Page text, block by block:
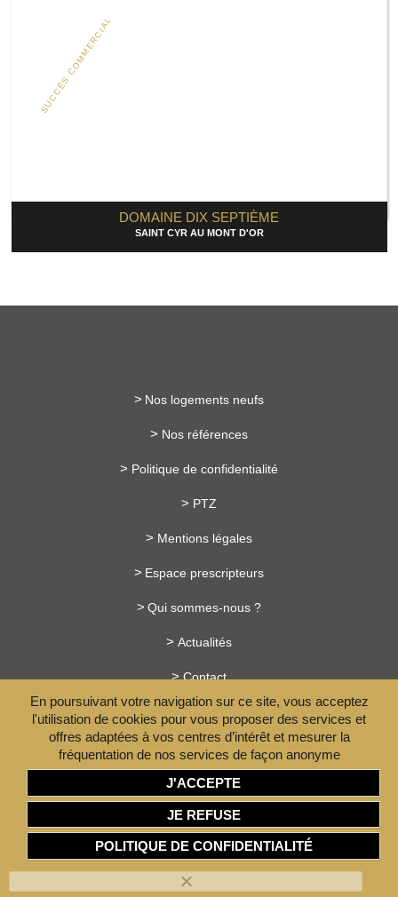
SUCCÈS COMMERCIAL
DOMAINE DIX SEPTIÈME
SAINT CYR AU MONT D'OR
Nos logements neufs
Nos références
Politique de confidentialité
PTZ
Mentions légales
Espace prescripteurs
Qui sommes-nous ?
Actualités
Contact
Investissement loi Pinel
Les avantages du neuf
PARC D’ACTIVITÉ LE CHUEL, ROUTE DE CHASSELAY -
69650 QUINCIEUX
04 72 26 39 70
En poursuivant votre navigation sur ce site, vous acceptez
l'utilisation de cookies pour vous proposer des services et
offres adaptées à vos centres d’intérêt et mesurer la
fréquentation de nos services de façon anonyme
J'ACCEPTE
JE REFUSE
POLITIQUE DE CONFIDENTIALITÉ